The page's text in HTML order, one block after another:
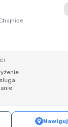
Nawiguj